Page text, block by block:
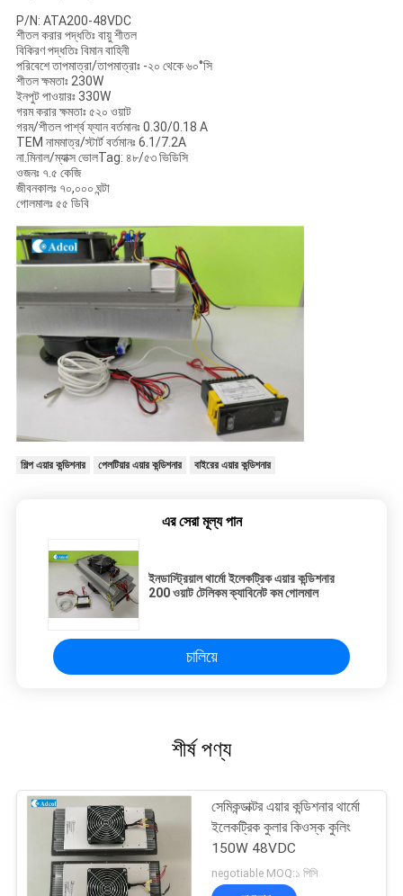
P/N: ATA200-48VDC
শীতল করার পদ্ধতিঃ বায়ু শীতল
বিকিরণ পদ্ধতিঃ বিমান বাহিনী
পরিবেশে তাপমাত্রা/তাপমাত্রাঃ -২০ থেকে ৬০°সি
শীতল ক্ষমতাঃ 230W
ইনপুট পাওয়ারঃ 330W
গরম করার ক্ষমতাঃ ৫২০ ওয়াট
গরম/শীতল পার্শ্ব ফ্যান বর্তমানঃ 0.30/0.18 A
TEM নামমাত্র/স্টার্ট বর্তমানঃ 6.1/7.2A
না.মিনাল/ম্যাক্স ভোলTag: ৪৮/৫৩ ভিডিসি
ওজনঃ ৭.৫ কেজি
জীবনকালঃ ৭০,০০০ ঘন্টা
গোলমালঃ ৫৫ ডিবি
শিল্প এয়ার কন্ডিশনার পেলটিয়ার এয়ার কন্ডিশনার বাইরের এয়ার কন্ডিশনার
এর সেরা মূল্য পান
ইনডাস্ট্রিয়াল থার্মো ইলেকট্রিক এয়ার কন্ডিশনার
200 ওয়াট টেলিকম ক্যাবিনেট কম গোলমাল
চালিয়ে
শীর্ষ পণ্য
সেমিকন্ডাক্টর এয়ার কন্ডিশনার থার্মো
ইলেকট্রিক কুলার কিওস্ক কুলিং
150W 48VDC
negotiable MOQ:১ পিসি